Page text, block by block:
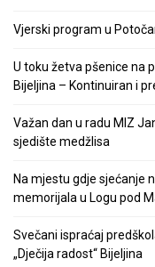
Vjerski program u
U toku žetva pšenice na
Bijeljina – Kontinuiran i
Važan dan u radu MIZ
sjedište medžlisa
Na mjestu gdje sjećanje
memorijala u Logu pod
Svečani ispraćaj
„Dječija radost“ Bijeljina